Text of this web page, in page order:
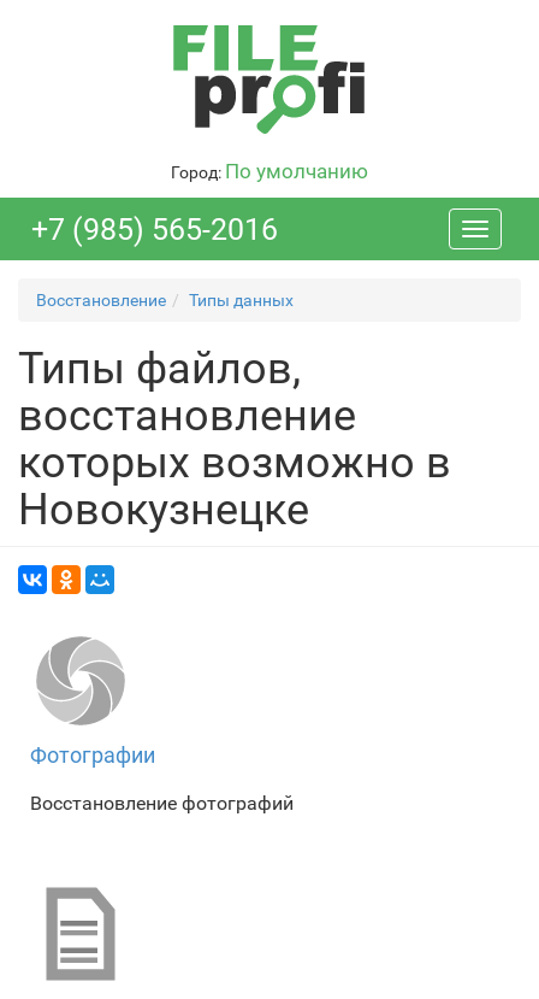
Город: По умолчанию
Toggle
+7 (985) 565-2016
Восстановление Типы данных
Типы файлов,
восстановление
которых возможно в
Новокузнецке
Фотографии
Восстановление фотографий